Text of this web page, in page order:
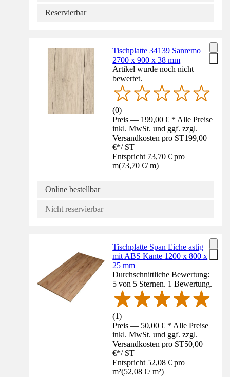
Reservierbar
Tischplatte 34139 Sanremo
2700 x 900 x 38 mm
Artikel wurde noch nicht
bewertet.
(0)
Preis — 199,00 € * Alle Preise
inkl. MwSt. und ggf. zzgl.
Versandkosten pro ST199,00
€*/ ST
Entspricht 73,70 € pro
m(73,70 €/ m)
Online bestellbar
Nicht reservierbar
Tischplatte Span Eiche astig
mit ABS Kante 1200 x 800 x
25 mm
Durchschnittliche Bewertung:
5 von 5 Sternen. 1 Bewertung.
(1)
Preis — 50,00 € * Alle Preise
inkl. MwSt. und ggf. zzgl.
Versandkosten pro ST50,00
€*/ ST
Entspricht 52,08 € pro
m²(52,08 €/ m²)